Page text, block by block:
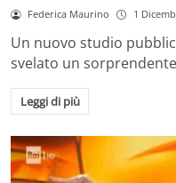
Federica Maurino 1
Un nuovo studio
svelato un
Leggi di più